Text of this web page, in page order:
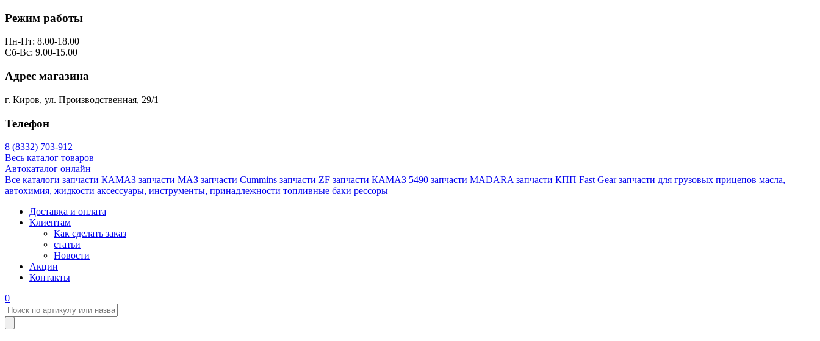
Режим работы
Пн-Пт: 8.00-18.00
Сб-Вс: 9.00-15.00
Адрес магазина
г. Киров, ул. Производственная, 29/1
Телефон
8 (8332) 703-912
Весь каталог товаров
Автокаталог онлайн
Все каталоги запчасти КАМАЗ запчасти МАЗ запчасти Cummins запчасти ZF запчасти КАМАЗ 5490 запчасти MADARA запчасти КПП Fast Gear запчасти для грузовых прицепов масла,
автохимия, жидкости аксессуары, инструменты, принадлежности топливные баки рессоры
Доставка и оплата
Клиентам
Как сделать заказ
статьи
Новости
Акции
Контакты
0